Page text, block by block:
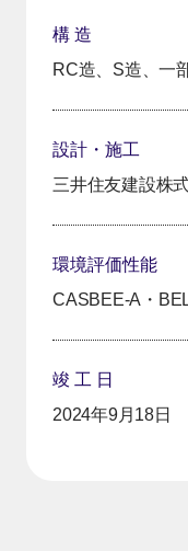
構 造
RC造、S造、一
設計・施工
三井住友建設株
環境評価性能
CASBEE‐A・
竣 工 日
2024年9月18日